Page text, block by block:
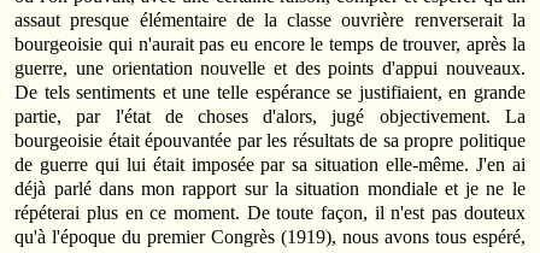
assaut presque élémentaire de la classe ouvrière renverserait la
bourgeoisie qui n'aurait pas eu encore le temps de trouver, après la
guerre, une orientation nouvelle et des points d'appui nouveaux.
De tels sentiments et une telle espérance se justifiaient, en grande
partie, par l'état de choses d'alors, jugé objectivement. La
bourgeoisie était épouvantée par les résultats de sa propre politique
de guerre qui lui était imposée par sa situation elle-même. J'en ai
déjà parlé dans mon rapport sur la situation mondiale et je ne le
répéterai plus en ce moment. De toute façon, il n'est pas douteux
qu'à l'époque du premier Congrès (1919), nous avons tous espéré,